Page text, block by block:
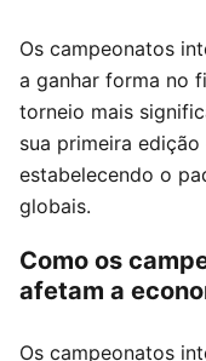
Os campeonatos
a ganhar forma no
torneio mais
sua primeira
estabelecendo o
globais.
Como os
afetam a
Os campeonatos